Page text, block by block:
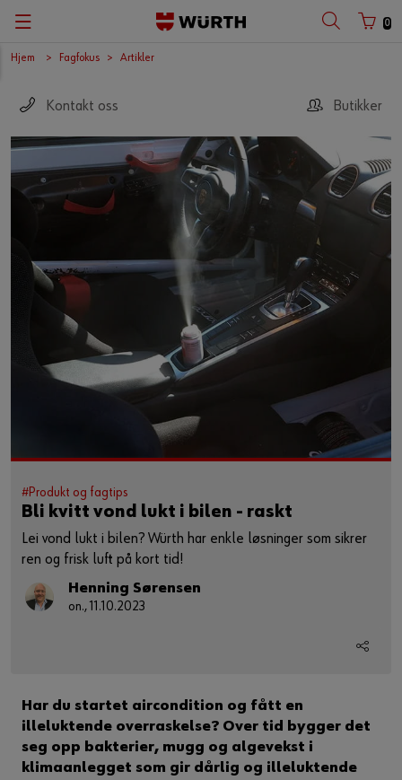
0
Hjem Fagfokus Artikler
Kontakt oss Butikker
#Produkt og fagtips
Bli kvitt vond lukt i bilen - raskt
Lei vond lukt i bilen? Würth har enkle løsninger som sikrer
ren og frisk luft på kort tid!
Henning Sørensen
on., 11.10.2023
Har du startet aircondition og fått en
illeluktende overraskelse? Over tid bygger det
seg opp bakterier, mugg og algevekst i
klimaanlegget som gir dårlig og illeluktende